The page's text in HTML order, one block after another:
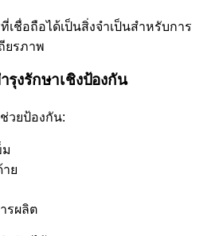
เชื่อถือได้เป็นสิ่งจำเป็นสำหรับการ
ยรภาพ
งรักษาเชิงป้องกัน
วยป้องกัน:
ม
ย
รผลิต